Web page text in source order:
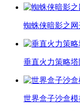
蜘蛛侠暗影之
垂直火力策略
世界盒子沙盒